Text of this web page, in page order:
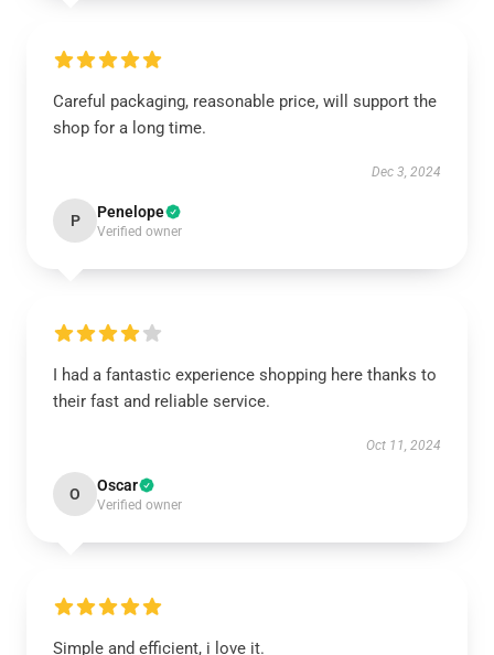
Careful packaging, reasonable price, will support the
shop for a long time.
Dec 3, 2024
P Penelope
Verified owner
I had a fantastic experience shopping here thanks to
their fast and reliable service.
Oct 11, 2024
O Oscar
Verified owner
Simple and efficient, i love it.